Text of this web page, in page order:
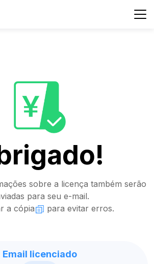
sobre a licença também serão
para seu e-mail.
a cópia
para evitar erros.
Email licenciado